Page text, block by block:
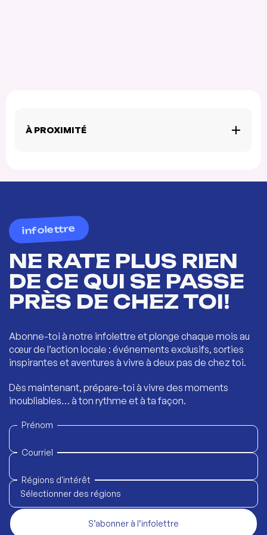
À PROXIMITÉ
infolettre
NE RATE PLUS RIEN
DE CE QUI SE PASSE
PRÈS DE CHEZ TOI!
Abonne-toi à notre infolettre et plonge chaque mois au
cœur de l’action locale : événements exclusifs, sorties
inspirantes et aventures à vivre à deux pas de chez toi.
Dès maintenant, prépare-toi à vivre des moments
inoubliables… à ton rythme et à ta façon.
Prénom
Courriel
Régions d'intérêt
Sélectionner des régions
S’abonner à l’infolettre